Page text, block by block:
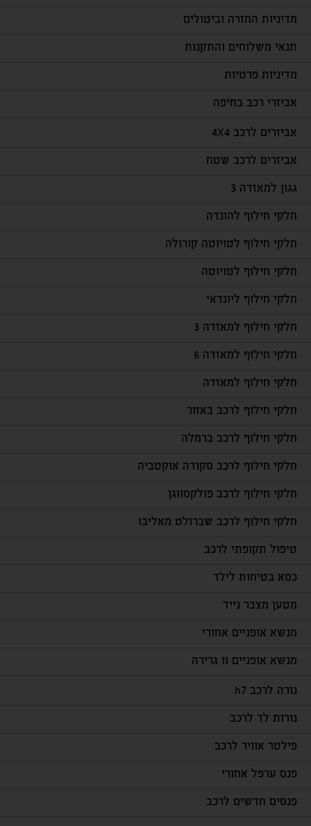
מדיניות החזרה וביטולים
תנאי משלוחים והתקנות
מדיניות פרטיות
אביזרי רכב בחיפה
אביזרים לרכב 4X4
אביזרים לרכב שטח
גגון למאזדה 3
חלקי חילוף להונדה
חלקי חילוף לטויוטה קורולה
חלקי חילוף לטויוטה
חלקי חילוף ליונדאי
חלקי חילוף למאזדה 3
חלקי חילוף למאזדה 6
חלקי חילוף למאזדה
חלקי חילוף לרכב באזור
חלקי חילוף לרכב ברמלה
חלקי חילוף לרכב סקודה אוקטביה
חלקי חילוף לרכב פולקסווגן
חלקי חילוף לרכב שברולט מאליבו
טיפול תקופתי לרכב
כסא בטיחות לילד
מטען מצבר נייד
מנשא אופניים אחורי
מנשא אופניים וו גרירה
נורה לרכב h7
נורות לד לרכב
פילטר אוויר לרכב
פנס ערפל אחורי
פנסים חדשים לרכב